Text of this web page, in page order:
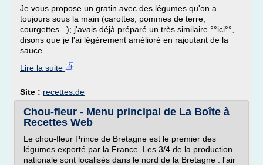
Je vous propose un gratin avec des légumes qu'on a
toujours sous la main (carottes, pommes de terre,
courgettes...); j'avais déjà préparé un très similaire °°ici°°,
disons que je l'ai légèrement amélioré en rajoutant de la
sauce...
Lire la suite
Site : recettes.de
Chou-fleur - Menu principal de La Boîte à
Recettes Web
Le chou-fleur Prince de Bretagne est le premier des
légumes exporté par la France. Les 3/4 de la production
nationale sont localisés dans le nord de la Bretagne : l'air